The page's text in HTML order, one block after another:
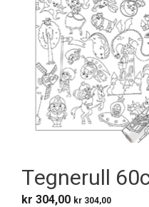
Tegnerull
kr 304,00 kr 304,00